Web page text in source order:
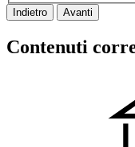
Indietro Avanti
Contenuti